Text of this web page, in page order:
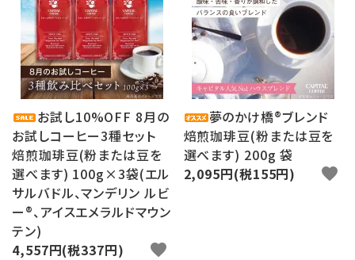
お試し10%OFF 8月の
お試しコーヒー3種セット
焙煎珈琲豆(粉または豆を
選べます) 100g×3袋(エル
サルバドル、マンデリン ルビ
ー®、アイスエメラルドマウン
テン)
4,557円(税337円)
favorite
夢のかけ橋®ブレンド
焙煎珈琲豆(粉または豆を
選べます) 200g 袋
2,095円(税155円)
favorite